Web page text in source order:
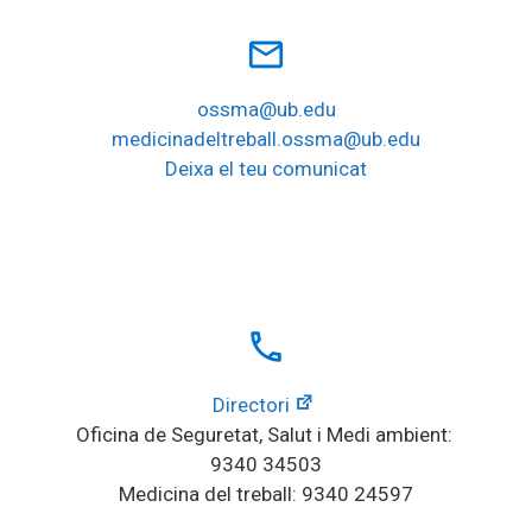
mail_outline
ossma@ub.edu
medicinadeltreball.ossma@ub.edu
Deixa el teu comunicat
local_phone
Directori
Oficina de Seguretat, Salut i Medi ambient:
9340 34503
Medicina del treball: 9340 24597